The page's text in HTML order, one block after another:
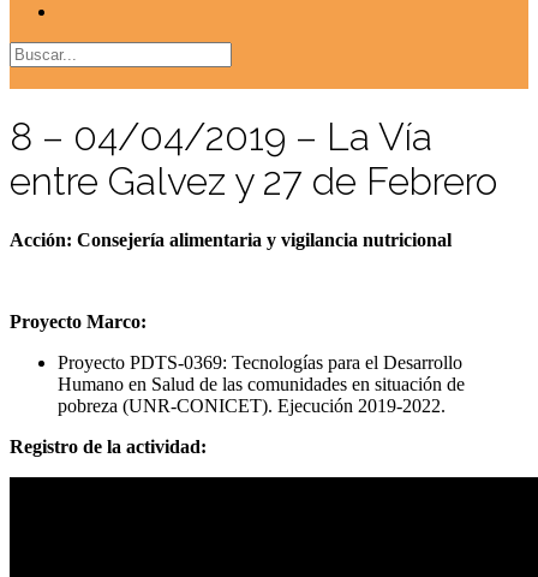
8 – 04/04/2019 – La Vía
entre Galvez y 27 de Febrero
Acción: Consejería alimentaria y vigilancia nutricional
Proyecto Marco:
Proyecto PDTS-0369: Tecnologías para el Desarrollo
Humano en Salud de las comunidades en situación de
pobreza (UNR-CONICET). Ejecución 2019-2022.
Registro de la actividad: